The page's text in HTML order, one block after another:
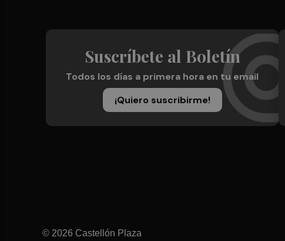
Suscríbete al Boletín
Todos los días a primera hora en tu email
¡Quiero suscribirme!
© 2026 Castellón Plaza